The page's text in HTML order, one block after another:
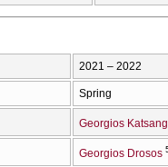
2021 – 2022
Spring
Georgios
Georgios Drosos